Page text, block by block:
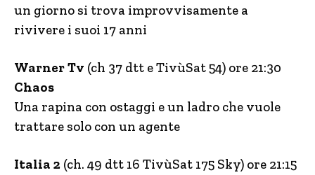
un giorno si trova improvvisamente a
rivivere i suoi 17 anni
Warner Tv (ch 37 dtt e TivùSat 54) ore 21:30
Chaos
Una rapina con ostaggi e un ladro che vuole
trattare solo con un agente
Italia 2 (ch. 49 dtt 16 TivùSat 175 Sky) ore 21:15